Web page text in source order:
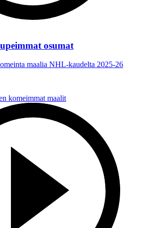
osumat
maalia NHL-kaudelta 2025-26